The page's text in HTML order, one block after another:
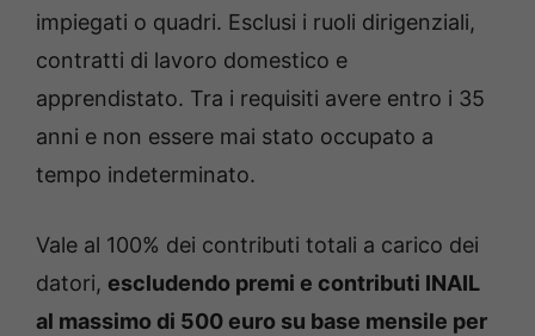
impiegati o quadri. Esclusi i ruoli dirigenziali,
contratti di lavoro domestico e
apprendistato. Tra i requisiti avere entro i 35
anni e non essere mai stato occupato a
tempo indeterminato.
Vale al 100% dei contributi totali a carico dei
datori, escludendo premi e contributi INAIL
al massimo di 500 euro su base mensile per